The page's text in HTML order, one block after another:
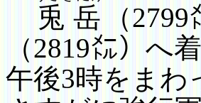
兎岳
（2799
（2819㍍）へ
午後3時をまわ